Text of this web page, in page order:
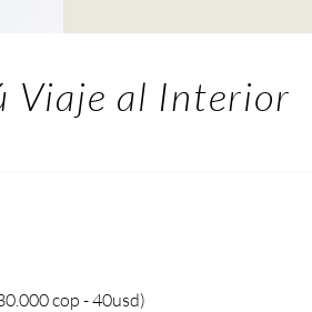
Viaje al Interior
cop - 40usd)